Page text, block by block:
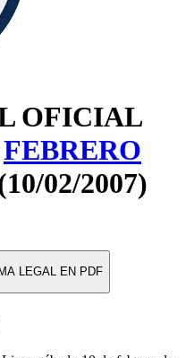
OFICIAL
FEBRERO
02/2007)
LEGAL EN PDF